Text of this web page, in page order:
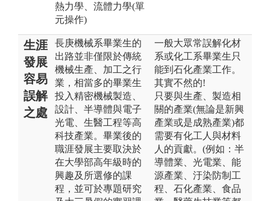
熱力學、流體力學(單
元操作)
生涯
發展
容易
誤解
之處
長庚機械系畢業生的
出路並非僅限於傳統
機械生產、加工之行
業，相當多的畢業生
投入精密機械製造、
設計、半導體與電子
光電、生醫工程等高
科技產業。畢業後的
職涯發展主要取決於
在大學部高年級時的
興趣及所選修的課
程，並可於專題研究
一般大眾常誤解化材
系或化工系畢業生只
能到石化產業工作。
其實不然的!
只要與生產、製造相
關的產業(無論是新興
產業或是成熟產業)都
需要有化工人與材料
人的貢獻。(例如：半
導體業、光電業、能
源產業、汙染防制工
程、石化產業、食品